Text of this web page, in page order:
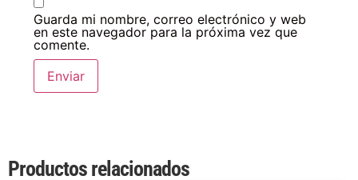
Guarda mi nombre, correo electrónico y web
en este navegador para la próxima vez que
comente.
Productos relacionados